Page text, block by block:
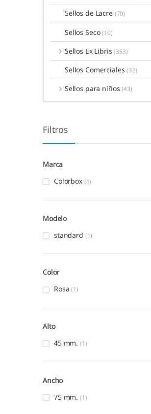
Sellos de Lacre (70)
Sellos Seco(10)
Sellos Ex Libris(353)
Sellos Comerciales(32)
Sellos para niños(43)
Filtros
Marca
Colorbox (1)
Modelo
standard (1)
Color
Rosa (1)
Alto
45 mm. (1)
Ancho
75 mm. (1)